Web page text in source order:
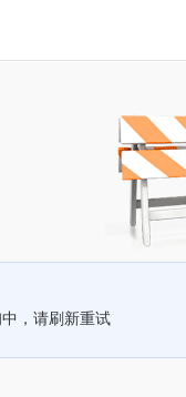
，请刷新重试